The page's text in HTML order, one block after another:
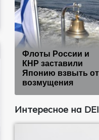
Флоты России и
КНР заставили
Японию взвыть от
возмущения
Интересное на